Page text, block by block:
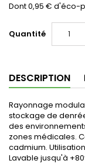
Dont 0,95 € d'éco-
Quantité
DESCRIPTION
Rayonnage
stockage de
des
zones médicales.
cadmium.
Lavable jusqu'à